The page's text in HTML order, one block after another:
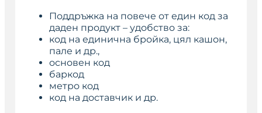
Поддръжка на повече от един код за
даден продукт – удобство за:
код на единична бройка, цял кашон,
пале и др.,
основен код
баркод
метро код
код на доставчик и др.